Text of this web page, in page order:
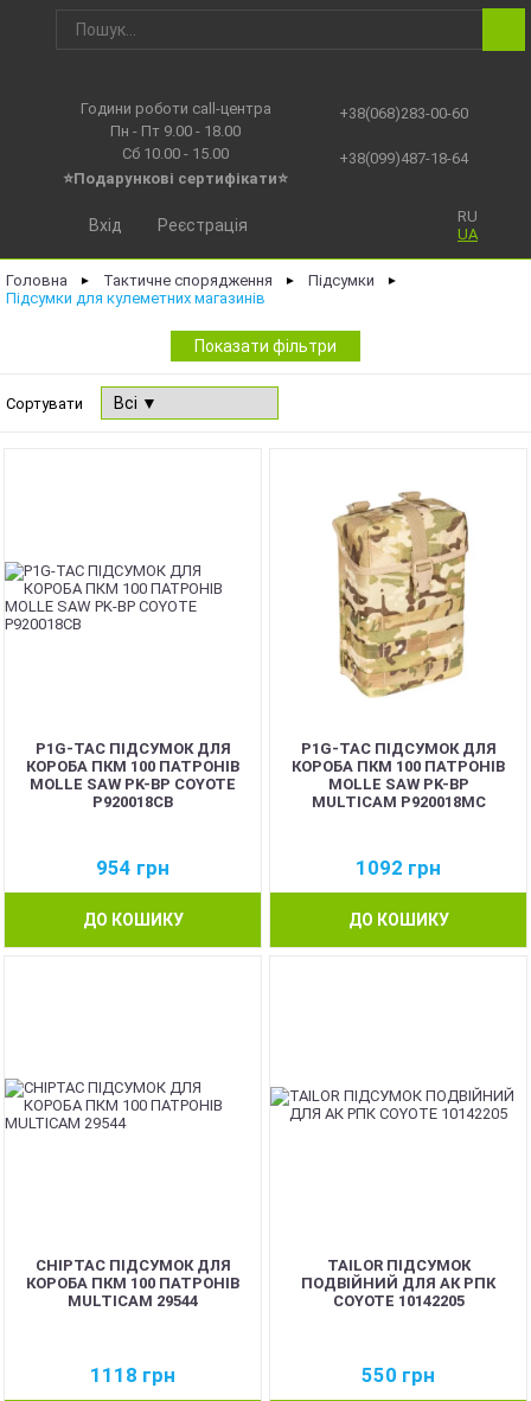
Години роботи call-центра
Пн - Пт 9.00 - 18.00
Сб 10.00 - 15.00
⭐Подарункові сертифікати⭐
+38(068)283-00-60
+38(099)487-18-64
RU
UA
Вхід Реєстрація
Головна ► Тактичне спорядження ► Підсумки ►
Підсумки для кулеметних магазинів
Показати фільтри
Сортувати
P1G-TAC ПІДСУМОК ДЛЯ
КОРОБА ПКМ 100 ПАТРОНІВ
MOLLE SAW PK-BP COYOTE
P920018CB
954 грн
ДО КОШИКУ
P1G-TAC ПІДСУМОК ДЛЯ
КОРОБА ПКМ 100 ПАТРОНІВ
MOLLE SAW PK-BP
MULTICAM P920018MC
1092 грн
ДО КОШИКУ
CHIPTAC ПІДСУМОК ДЛЯ
КОРОБА ПКМ 100 ПАТРОНІВ
MULTICAM 29544
1118 грн
TAILOR ПІДСУМОК
ПОДВІЙНИЙ ДЛЯ АК РПК
COYOTE 10142205
550 грн